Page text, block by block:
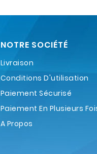
NOTRE SOCIÉTÉ
Livraison
Conditions D'utilisation
Paiement Sécurisé
Paiement En Plusieurs
A Propos